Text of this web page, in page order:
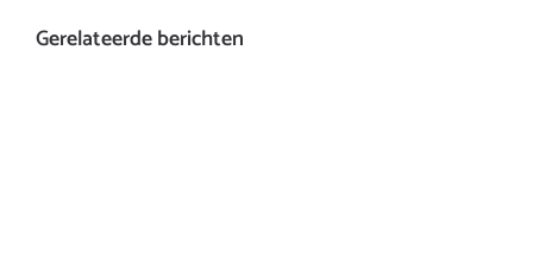
Gerelateerde berichten